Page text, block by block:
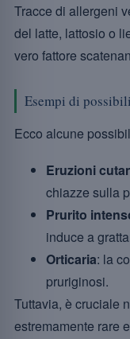
Tracce di allergeni
del latte, lattosio o
vero fattore
Esempi di
Ecco alcune
Eruzioni
chiazze sulla
Prurito
induce a
Orticaria: la
pruriginosi.
Tuttavia, è cruciale
estremamente rare